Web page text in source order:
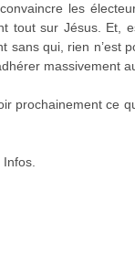
les
tout sur Jésus. Et,
sans qui, rien n’est
massivement
prochainement ce